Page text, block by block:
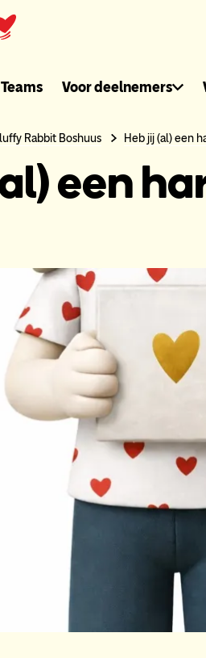
Teams Voor deelnemers
Rabbit Boshuus Heb jij (al) een
een